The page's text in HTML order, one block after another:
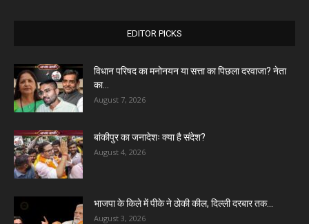
EDITOR PICKS
विधान परिषद का मनोनयन या सत्ता का पिछला दरवाजा? नेता
का...
August 7, 2026
बांकीपुर का जनादेशः क्या है संदेश?
August 4, 2026
भाजपा के किले में पीके ने ठोकी कील, दिल्ली दरबार तक...
August 3, 2026